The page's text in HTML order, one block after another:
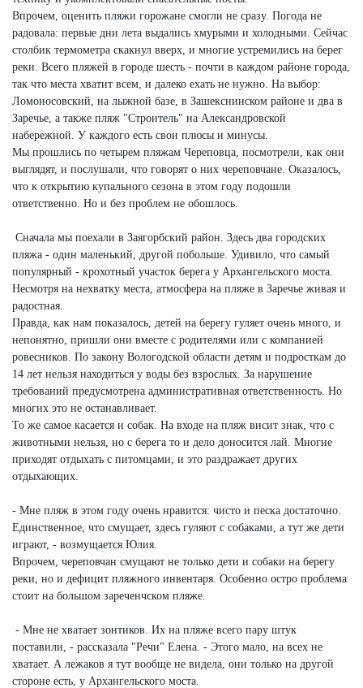
Впрочем, оценить пляжи горожане смогли не сразу. Погода не
радовала: первые дни лета выдались хмурыми и холодными. Сейчас
столбик термометра скакнул вверх, и многие устремились на берег
реки. Всего пляжей в городе шесть - почти в каждом районе города,
так что места хватит всем, и далеко ехать не нужно. На выбор:
Ломоносовский, на лыжной базе, в Зашекснинском районе и два в
Заречье, а также пляж "Строитель" на Александровской
набережной. У каждого есть свои плюсы и минусы.
Мы прошлись по четырем пляжам Череповца, посмотрели, как они
выглядят, и послушали, что говорят о них череповчане. Оказалось,
что к открытию купального сезона в этом году подошли
ответственно. Но и без проблем не обошлось.
Сначала мы поехали в Заягорбский район. Здесь два городских
пляжа - один маленький, другой побольше. Удивило, что самый
популярный - крохотный участок берега у Архангельского моста.
Несмотря на нехватку места, атмосфера на пляже в Заречье живая и
радостная.
Правда, как нам показалось, детей на берегу гуляет очень много, и
непонятно, пришли они вместе с родителями или с компанией
ровесников. По закону Вологодской области детям и подросткам до
14 лет нельзя находиться у воды без взрослых. За нарушение
требований предусмотрена административная ответственность. Но
многих это не останавливает.
То же самое касается и собак. На входе на пляж висит знак, что с
животными нельзя, но с берега то и дело доносится лай. Многие
приходят отдыхать с питомцами, и это раздражает других
отдыхающих.
- Мне пляж в этом году очень нравится: чисто и песка достаточно.
Единственное, что смущает, здесь гуляют с собаками, а тут же дети
играют, - возмущается Юлия.
Впрочем, череповчан смущают не только дети и собаки на берегу
реки, но и дефицит пляжного инвентаря. Особенно остро проблема
стоит на большом зареченчском пляже.
- Мне не хватает зонтиков. Их на пляже всего пару штук
поставили, - рассказала "Речи" Елена. - Этого мало, на всех не
хватает. А лежаков я тут вообще не видела, они только на другой
стороне есть, у Архангельского моста.